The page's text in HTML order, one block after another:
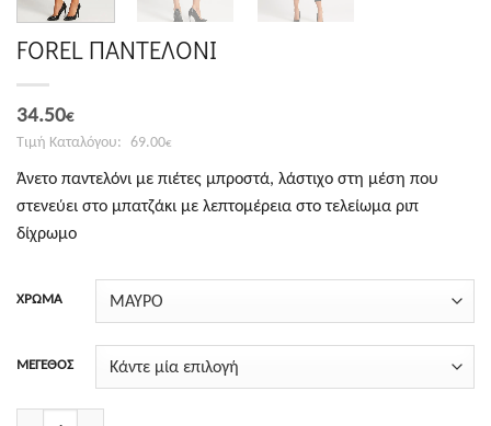
FOREL ΠΑΝΤΕΛΟΝΙ
69.00€
Original
price
was:
69.00€.
34.50€
Η
τρέχουσα
τιμή
είναι:
34.50€.
Άνετο παντελόνι με πιέτες μπροστά, λάστιχο στη μέση που
στενεύει στο μπατζάκι με λεπτομέρεια στο τελείωμα ριπ
δίχρωμο
ΧΡΩΜΑ
ΜΕΓΕΘΟΣ